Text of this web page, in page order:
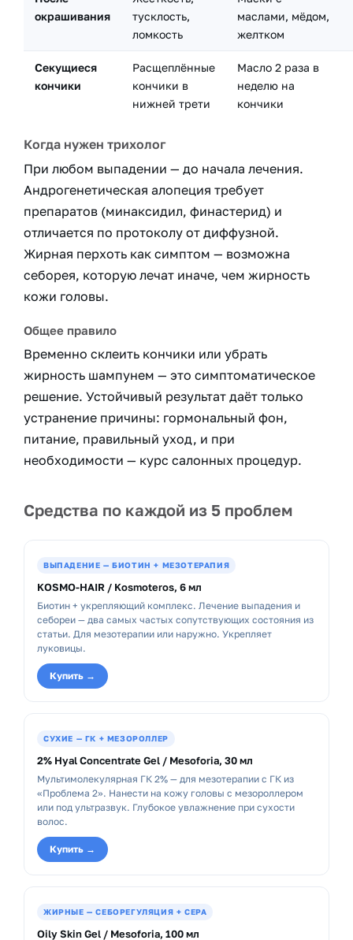
окрашивания
тусклость,
ломкость
маслами, мёдом,
желтком
Секущиеся
кончики
Расщеплённые
кончики в
нижней трети
Масло 2 раза в
неделю на
кончики
Когда нужен трихолог
При любом выпадении — до начала лечения.
Андрогенетическая алопеция требует
препаратов (минаксидил, финастерид) и
отличается по протоколу от диффузной.
Жирная перхоть как симптом — возможна
себорея, которую лечат иначе, чем жирность
кожи головы.
Общее правило
Временно склеить кончики или убрать
жирность шампунем — это симптоматическое
решение. Устойчивый результат даёт только
устранение причины: гормональный фон,
питание, правильный уход, и при
необходимости — курс салонных процедур.
Средства по каждой из 5 проблем
ВЫПАДЕНИЕ — БИОТИН + МЕЗОТЕРАПИЯ
KOSMO-HAIR / Kosmoteros, 6 мл
Биотин + укрепляющий комплекс. Лечение выпадения и
себореи — два самых частых сопутствующих состояния из
статьи. Для мезотерапии или наружно. Укрепляет
луковицы.
Купить →
СУХИЕ — ГК + МЕЗОРОЛЛЕР
2% Hyal Concentrate Gel / Mesoforia, 30 мл
Мультимолекулярная ГК 2% — для мезотерапии с ГК из
«Проблема 2». Нанести на кожу головы с мезороллером
или под ультразвук. Глубокое увлажнение при сухости
волос.
Купить →
ЖИРНЫЕ — СЕБОРЕГУЛЯЦИЯ + СЕРА
Oily Skin Gel / Mesoforia, 100 мл